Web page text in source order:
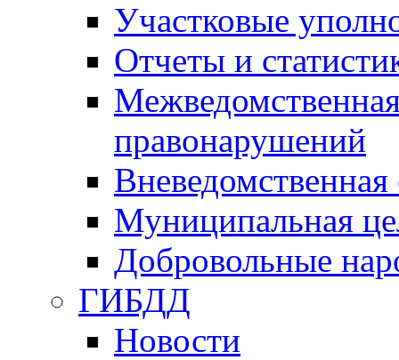
Участковые
Отчеты и
правонарушений
Вневедомственная
Муниципальная
Добровольные
ГИБДД
Новости